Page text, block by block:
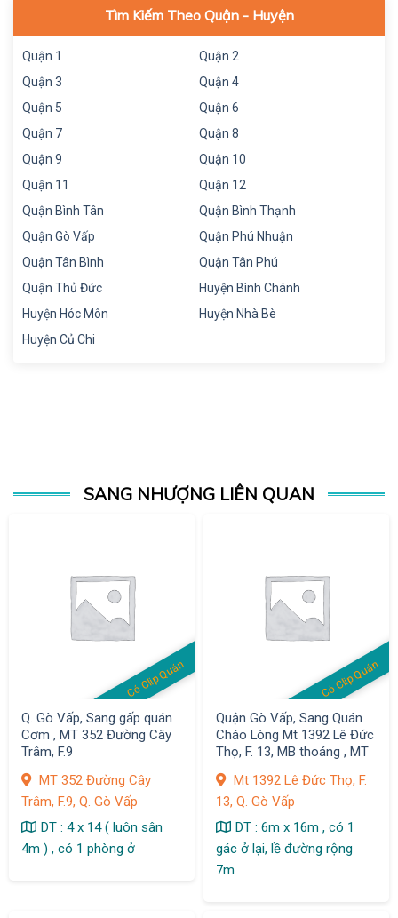
Tìm Kiếm Theo Quận - Huyện
Quận 1
Quận 2
Quận 3
Quận 4
Quận 5
Quận 6
Quận 7
Quận 8
Quận 9
Quận 10
Quận 11
Quận 12
Quận Bình Tân
Quận Bình Thạnh
Quận Gò Vấp
Quận Phú Nhuận
Quận Tân Bình
Quận Tân Phú
Quận Thủ Đức
Huyện Bình Chánh
Huyện Hóc Môn
Huyện Nhà Bè
Huyện Củ Chi
SANG NHƯỢNG LIÊN QUAN
Có Clip Quán
Q. Gò Vấp, Sang gấp quán
Cơm , MT 352 Đường Cây
Trâm, F.9
MT 352 Đường Cây
Trâm, F.9, Q. Gò Vấp
DT : 4 x 14 ( luôn sân
4m ) , có 1 phòng ở
Có Clip Quán
Quận Gò Vấp, Sang Quán
Cháo Lòng Mt 1392 Lê Đức
Thọ, F. 13, MB thoáng , MT
Mt 1392 Lê Đức Thọ, F.
13, Q. Gò Vấp
DT : 6m x 16m , có 1
gác ở lại, lề đường rộng
7m